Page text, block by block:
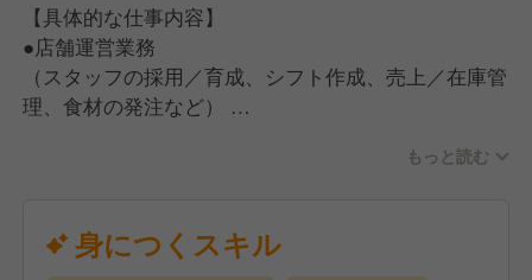
【具体的な仕事内容】
●店舗運営業務
（スタッフの採用／育成、シフト作成、売上／在庫管
理、食材の発注など）
（お客さま対応、ご案内、オーダー受付、料理、ドリ
【入社後の流れ】
手厚い研修とサポート体制を完備しているので、店舗
もっと読む
身につくスキル